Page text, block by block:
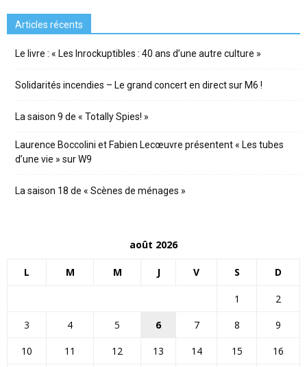
Articles récents
Le livre : « Les Inrockuptibles : 40 ans d’une autre culture »
Solidarités incendies – Le grand concert en direct sur M6 !
La saison 9 de « Totally Spies! »
Laurence Boccolini et Fabien Lecœuvre présentent « Les tubes
d’une vie » sur W9
La saison 18 de « Scènes de ménages »
août 2026
L M M J V S D
1
2
3
4 5 6 7 8
9
10
11 12 13 14 15
16